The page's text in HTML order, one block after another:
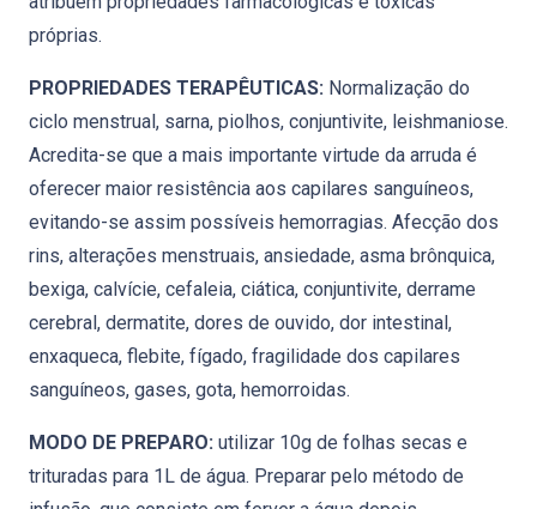
próprias.
PROPRIEDADES TERAPÊUTICAS: Normalização do
ciclo menstrual, sarna, piolhos, conjuntivite, leishmaniose.
Acredita-se que a mais importante virtude da arruda é
oferecer maior resistência aos capilares sanguíneos,
evitando-se assim possíveis hemorragias. Afecção dos
rins, alterações menstruais, ansiedade, asma brônquica,
bexiga, calvície, cefaleia, ciática, conjuntivite, derrame
cerebral, dermatite, dores de ouvido, dor intestinal,
enxaqueca, flebite, fígado, fragilidade dos capilares
sanguíneos, gases, gota, hemorroidas.
MODO DE PREPARO: utilizar 10g de folhas secas e
trituradas para 1L de água. Preparar pelo método de